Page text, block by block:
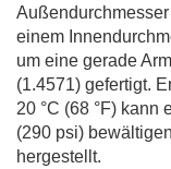
einem
um eine gerade
(1.4571) gefertigt.
20 °C (68 °F) kann
(290 psi)
hergestellt.